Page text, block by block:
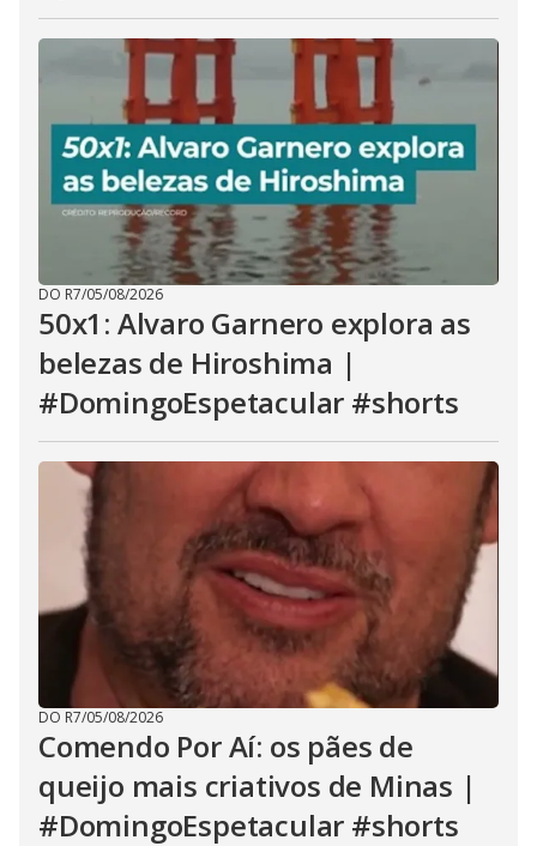
DO R7/05/08/2026
50x1: Alvaro Garnero explora as
belezas de Hiroshima |
#DomingoEspetacular #shorts
DO R7/05/08/2026
Comendo Por Aí: os pães de
queijo mais criativos de Minas |
#DomingoEspetacular #shorts